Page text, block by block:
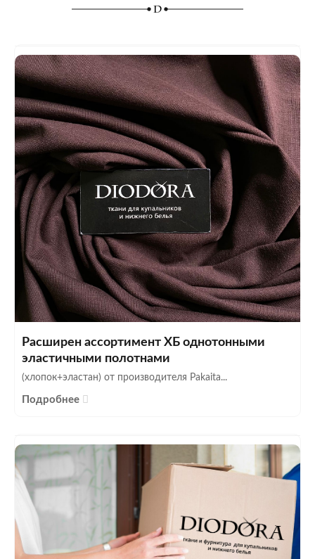
Расширен ассортимент ХБ однотонными
эластичными полотнами
(хлопок+эластан) от производителя Pakaita...
Подробнее